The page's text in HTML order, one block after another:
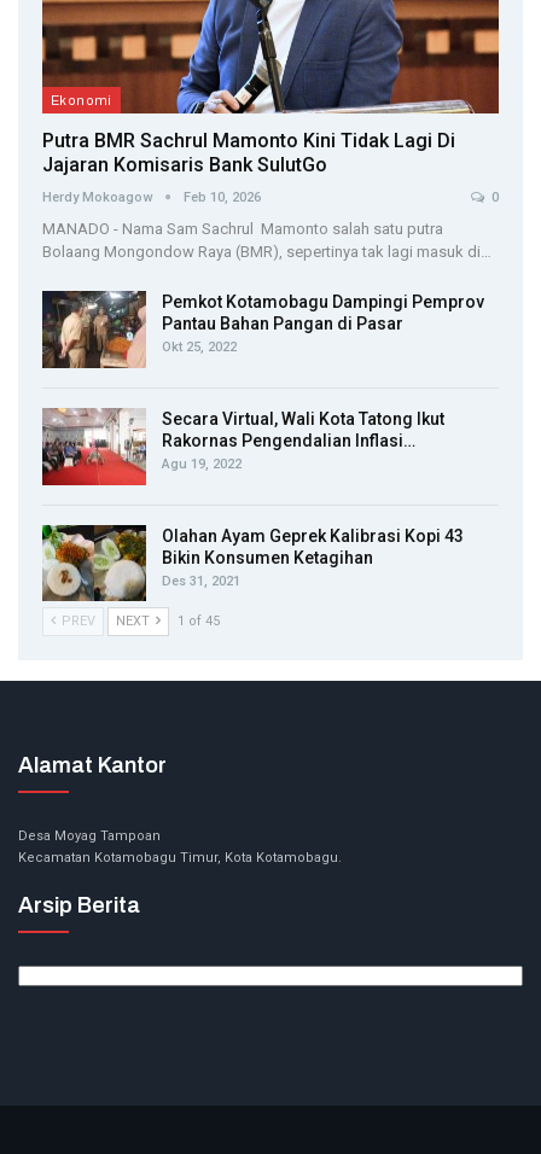
Ekonomi
Putra BMR Sachrul Mamonto Kini Tidak Lagi Di
Jajaran Komisaris Bank SulutGo
Herdy Mokoagow Feb 10, 2026 0
MANADO - Nama Sam Sachrul Mamonto salah satu putra
Bolaang Mongondow Raya (BMR), sepertinya tak lagi masuk di…
Pemkot Kotamobagu Dampingi Pemprov
Pantau Bahan Pangan di Pasar
Okt 25, 2022
Secara Virtual, Wali Kota Tatong Ikut
Rakornas Pengendalian Inflasi…
Agu 19, 2022
Olahan Ayam Geprek Kalibrasi Kopi 43
Bikin Konsumen Ketagihan
Des 31, 2021
PREV NEXT 1 of 45
Alamat Kantor
Desa Moyag Tampoan
Kecamatan Kotamobagu Timur, Kota Kotamobagu.
Arsip Berita